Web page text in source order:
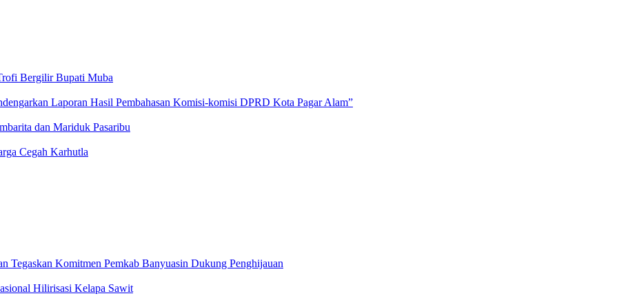
Bergilir Bupati Muba
Laporan Hasil Pembahasan Komisi-komisi DPRD Kota Pagar Alam”
dan Mariduk Pasaribu
Cegah Karhutla
Tegaskan Komitmen Pemkab Banyuasin Dukung Penghijauan
Hilirisasi Kelapa Sawit